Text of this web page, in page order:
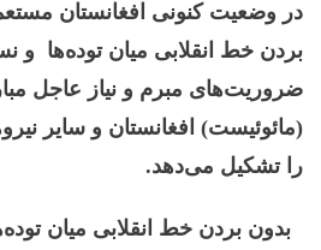
در وضعیت کنونی افغانستان
بردن خط انقلابی میان توده‌ها و
ضروریت‌های مبرم و نیاز عاجل
(مائوئیست) افغانستان و سایر
را تشکیل می‌دهد.
بدون بردن خط انقلابی میان